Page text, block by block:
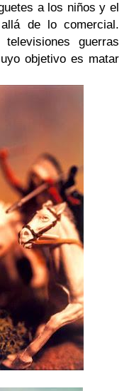
a los niños y el
de lo comercial.
guerras
objetivo es matar